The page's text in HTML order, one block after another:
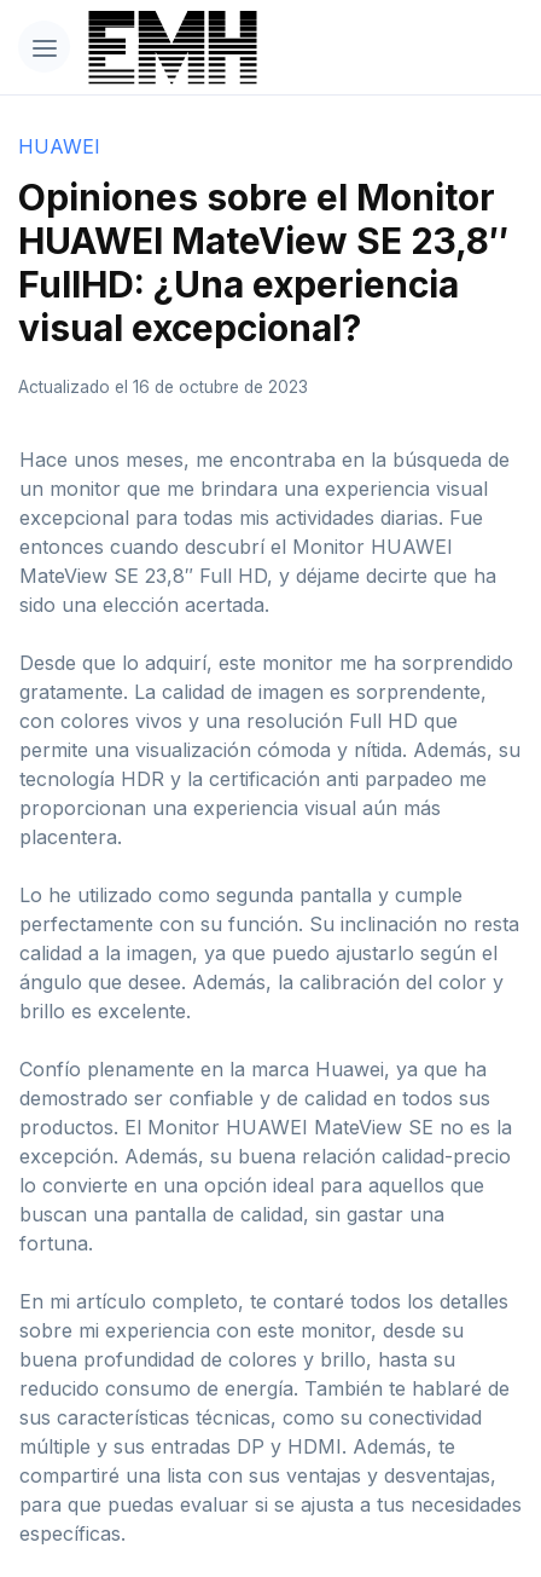
HUAWEI
Opiniones sobre el Monitor
HUAWEI MateView SE 23,8″
FullHD: ¿Una experiencia
visual excepcional?
Actualizado el 16 de octubre de 2023
Hace unos meses, me encontraba en la búsqueda de
un monitor que me brindara una experiencia visual
excepcional para todas mis actividades diarias. Fue
entonces cuando descubrí el Monitor HUAWEI
MateView SE 23,8″ Full HD, y déjame decirte que ha
sido una elección acertada.
Desde que lo adquirí, este monitor me ha sorprendido
gratamente. La calidad de imagen es sorprendente,
con colores vivos y una resolución Full HD que
permite una visualización cómoda y nítida. Además, su
tecnología HDR y la certificación anti parpadeo me
proporcionan una experiencia visual aún más
placentera.
Lo he utilizado como segunda pantalla y cumple
perfectamente con su función. Su inclinación no resta
calidad a la imagen, ya que puedo ajustarlo según el
ángulo que desee. Además, la calibración del color y
brillo es excelente.
Confío plenamente en la marca Huawei, ya que ha
demostrado ser confiable y de calidad en todos sus
productos. El Monitor HUAWEI MateView SE no es la
excepción. Además, su buena relación calidad-precio
lo convierte en una opción ideal para aquellos que
buscan una pantalla de calidad, sin gastar una
fortuna.
En mi artículo completo, te contaré todos los detalles
sobre mi experiencia con este monitor, desde su
buena profundidad de colores y brillo, hasta su
reducido consumo de energía. También te hablaré de
sus características técnicas, como su conectividad
múltiple y sus entradas DP y HDMI. Además, te
compartiré una lista con sus ventajas y desventajas,
para que puedas evaluar si se ajusta a tus necesidades
específicas.